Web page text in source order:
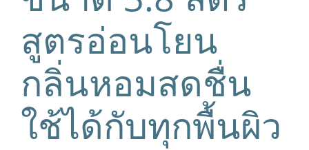
สูตรอ่อนโยน
กลิ่นหอมสดชื่น
ใช้ได้กับทุกพื้นผิว